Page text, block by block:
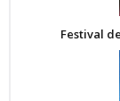
Festival